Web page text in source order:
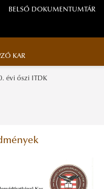
BELSŐ DOKUMENTUMTÁR
KAR
évi őszi ITDK